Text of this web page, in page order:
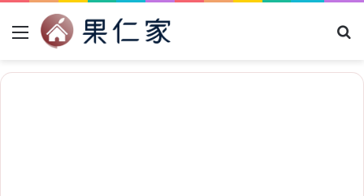
Menu